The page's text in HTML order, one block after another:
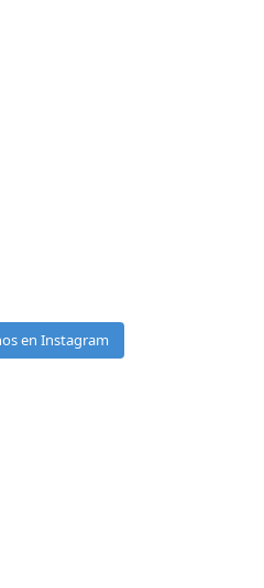
en Instagram